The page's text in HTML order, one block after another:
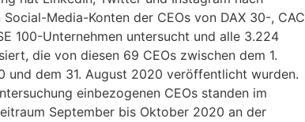
Media-Konten der CEOs von DAX 30-, CAC
100-Unternehmen untersucht und alle 3.224
die von diesen 69 CEOs zwischen dem 1.
und dem 31. August 2020 veröffentlicht wurden.
einbezogenen CEOs standen im
September bis Oktober 2020 an der